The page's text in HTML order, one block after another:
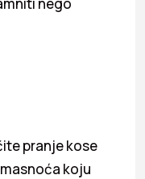
pranje kose
koju